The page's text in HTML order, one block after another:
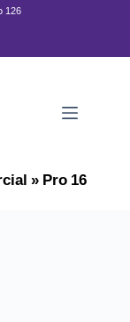
126
»Pro 16